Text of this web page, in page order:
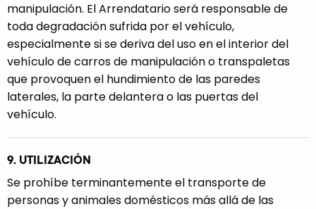
manipulación. El Arrendatario será responsable de
toda degradación sufrida por el vehículo,
especialmente si se deriva del uso en el interior del
vehículo de carros de manipulación o transpaletas
que provoquen el hundimiento de las paredes
laterales, la parte delantera o las puertas del
vehículo.
9. UTILIZACIÓN
Se prohíbe terminantemente el transporte de
personas y animales domésticos más allá de las